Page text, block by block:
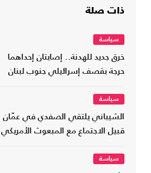
ذات صلة
سياسة
خرق جديد للهدنة.. إصابتان إحداهما
حرجة بقصف إسرائيلي جنوب لبنان
سياسة
الشيباني يلتقي الصفدي في عمّان
قبيل الاجتماع مع المبعوث الأمريكي
سياسة